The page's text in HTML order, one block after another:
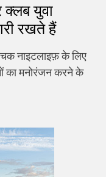
युवा
रखते हैं
नाइटलाइफ़ के लिए
का मनोरंजन करने के